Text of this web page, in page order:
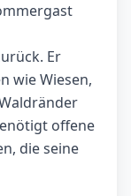
Er
wie Wiesen,
offene
die seine